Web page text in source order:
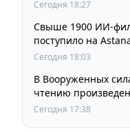
Сегодня 18:27
Свыше 1900 ИИ-
поступило на
Сегодня 18:03
В Вооруженных
чтению
Сегодня 17:38